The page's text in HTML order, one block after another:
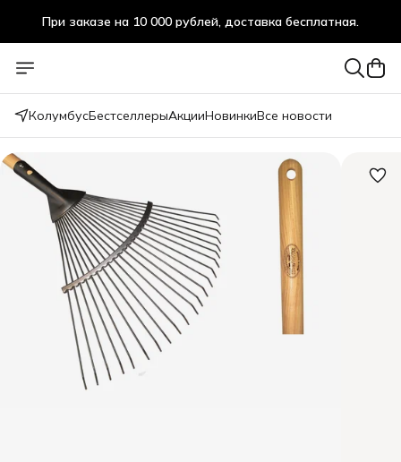
При заказе на 10 000 рублей, доставка бесплатная.
При заказе на 10 000 рублей, доставка бесплатная.
КолумбусБестселлерыАкцииНовинкиВсе новости